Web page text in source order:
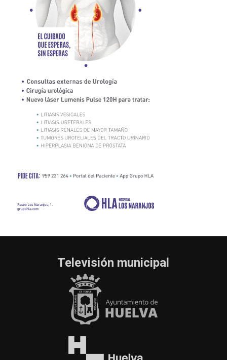
Televisión municipal